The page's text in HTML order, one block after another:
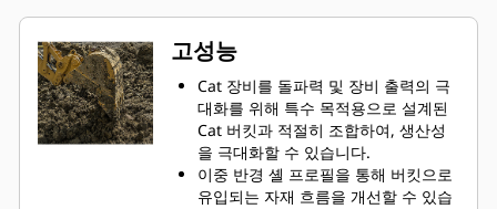
고성능
Cat 장비를 돌파력 및 장비 출력의 극
대화를 위해 특수 목적용으로 설계된
Cat 버킷과 적절히 조합하여, 생산성
을 극대화할 수 있습니다.
이중 반경 셸 프로필을 통해 버킷으로
유입되는 자재 흐름을 개선할 수 있습